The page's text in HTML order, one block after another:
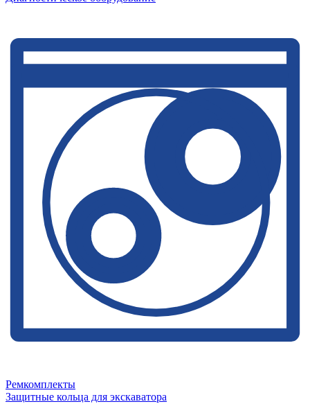
Ремкомплекты
Защитные кольца для экскаватора